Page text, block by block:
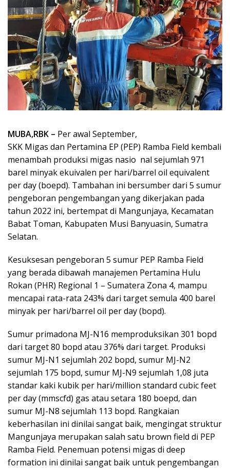
MUBA,RBK – Per awal September,
SKK Migas dan Pertamina EP (PEP) Ramba Field kembali
menambah produksi migas nasio nal sejumlah 971
barel minyak ekuivalen per hari/barrel oil equivalent
per day (boepd). Tambahan ini bersumber dari 5 sumur
pengeboran pengembangan yang dikerjakan pada
tahun 2022 ini, bertempat di Mangunjaya, Kecamatan
Babat Toman, Kabupaten Musi Banyuasin, Sumatra
Selatan.
Kesuksesan pengeboran 5 sumur PEP Ramba Field
yang berada dibawah manajemen Pertamina Hulu
Rokan (PHR) Regional 1 – Sumatera Zona 4, mampu
mencapai rata-rata 243% dari target semula 400 barel
minyak per hari/barrel oil per day (bopd).
Sumur primadona MJ-N16 memproduksikan 301 bopd
dari target 80 bopd atau 376% dari target. Produksi
sumur MJ-N1 sejumlah 202 bopd, sumur MJ-N2
sejumlah 175 bopd, sumur MJ-N9 sejumlah 1,08 juta
standar kaki kubik per hari/million standard cubic feet
per day (mmscfd) gas atau setara 180 boepd, dan
sumur MJ-N8 sejumlah 113 bopd. Rangkaian
keberhasilan ini dinilai sangat baik, mengingat struktur
Mangunjaya merupakan salah satu brown field di PEP
Ramba Field. Penemuan potensi migas di deep
formation ini dinilai sangat baik untuk pengembangan